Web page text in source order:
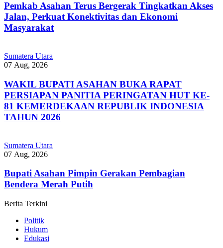
Pemkab Asahan Terus Bergerak Tingkatkan Akses
Jalan, Perkuat Konektivitas dan Ekonomi
Masyarakat
Sumatera Utara
07 Aug, 2026
WAKIL BUPATI ASAHAN BUKA RAPAT
PERSIAPAN PANITIA PERINGATAN HUT KE-
81 KEMERDEKAAN REPUBLIK INDONESIA
TAHUN 2026
Sumatera Utara
07 Aug, 2026
Bupati Asahan Pimpin Gerakan Pembagian
Bendera Merah Putih
Berita Terkini
Politik
Hukum
Edukasi